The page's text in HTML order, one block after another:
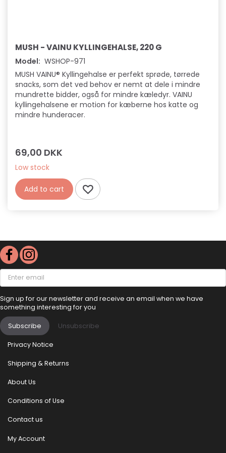
e
s
n
a
c
s
MUSH - VAINU KYLLINGEHALSE, 220 G
Model: WSHOP-971
MUSH VAINU® Kyllingehalse er perfekt sprøde, tørrede
snacks, som det ved behov er nemt at dele i mindre
mundrette bidder, også for mindre kæledyr. VAINU
kyllingehalsene er motion for kæberne hos katte og
mindre hunderacer.
69,00 DKK
Low stock
Add to cart
Enter
email
Sign up for our newsletter and receive an email when we have
something interesting for you
Subscribe Unsubscribe
Privacy Notice
Shipping & Returns
About Us
Conditions of Use
Contact us
My Account